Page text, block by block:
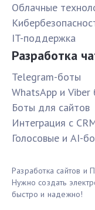
Облачные
IT-поддержка
Разработка
Telegram-боты
WhatsApp и Viber
Боты для сайтов
Интеграция с
Голосовые и AI-
Разработка сайтов и
Нужно создать
быстро и надежно!